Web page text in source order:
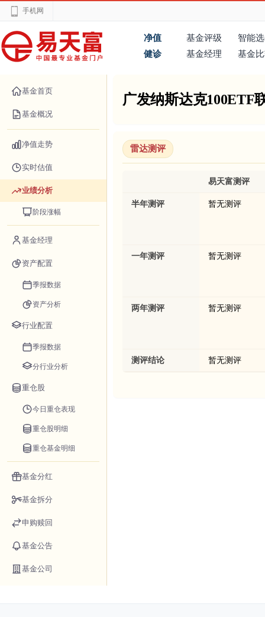
手机网
净值 基金评级
智能
健诊
基金经理 基金
基金首页
基金概况
净值走势
实时估值
业绩分析
阶段涨幅
基金经理
资产配置
季报数据
资产分析
行业配置
季报数据
分行业分析
重仓股
今日重仓表现
重仓股明细
重仓基金明细
基金分红
基金拆分
申购赎回
基金公告
基金公司
广发纳斯达克100ETF
雷达测评
易天富测评
半年测评 暂无测评
一年测评 暂无测评
两年测评 暂无测评
测评结论 暂无测评